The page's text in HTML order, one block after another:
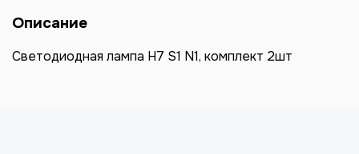
Описание
Светодиодная лампа H7 S1 N1, комплект 2шт